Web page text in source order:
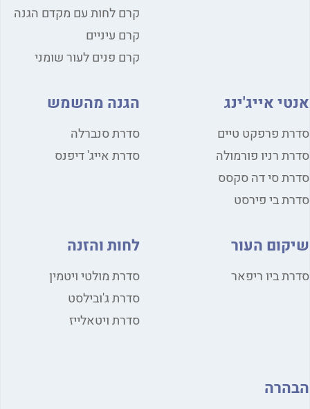
קרם לחות עם מקדם הגנה
קרם עיניים
קרם פנים לעור שומני
אייג'ינג
פרפקט טיים
רניו פורמולה
סי דה סקסס
בי פירסט
העור
ביו ריפאר
הגנה מהשמש
סדרת סנברלה
סדרת אייג' דיפנס
לחות והזנה
סדרת מולטי ויטמין
סדרת ג'ובילסט
סדרת ויטאלייז